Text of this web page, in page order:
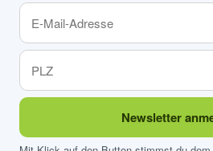
Newsletter